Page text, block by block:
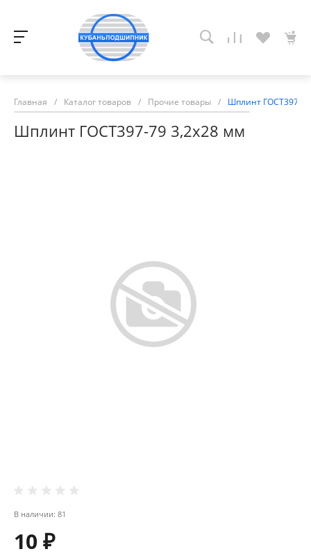
Главная / Каталог товаров / Прочие товары / Шплинт ГОСТ397-
Шплинт ГОСТ397-79 3,2х28 мм
В наличии: 81
10 ₽